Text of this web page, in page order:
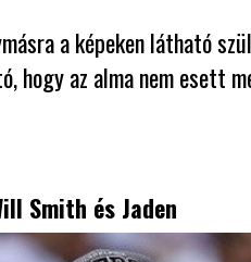
a képeken látható
hogy az alma nem esett
Smith és Jaden